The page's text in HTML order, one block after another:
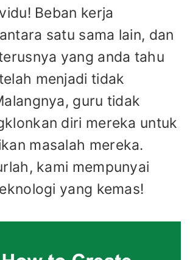
Beban kerja
satu sama lain, dan
yang anda tahu
menjadi tidak
guru tidak
diri mereka untuk
masalah mereka.
kami mempunyai
yang kemas!